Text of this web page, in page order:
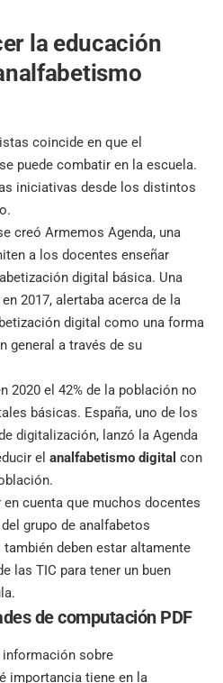
la educación
coincide en que el
puede combatir en la escuela.
iniciativas desde los distintos
creó Armemos Agenda, una
a los docentes enseñar
digital básica. Una
2017, alertaba acerca de la
digital como una forma
general a través de su
2020 el 42% de la población no
básicas. España, uno de los
digitalización, lanzó la Agenda
el analfabetismo digital con
en cuenta que muchos docentes
grupo de analfabetos
deben estar altamente
las TIC para tener un buen
de computación PDF
sobre
importancia tiene en la